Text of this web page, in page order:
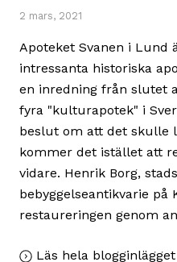
2 mars, 2021
Apoteket Svanen i Lund
intressanta historiska
en inredning från slutet
fyra "kulturapotek" i
beslut om att det skulle
kommer det istället att
vidare. Henrik Borg,
bebyggelseantikvarie
restaureringen genom
Läs hela blogginlägget,